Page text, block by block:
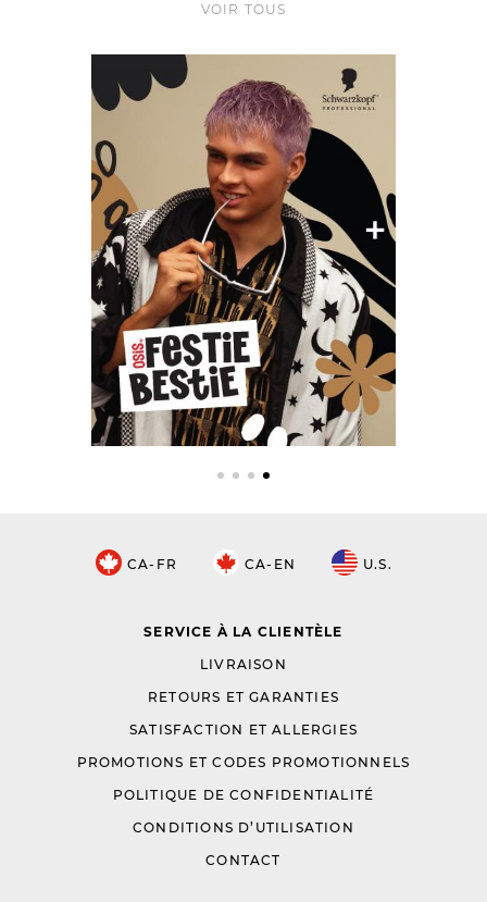
VOIR TOUS
CA-FR CA-EN U.S.
SERVICE À LA CLIENTÈLE
LIVRAISON
RETOURS ET GARANTIES
SATISFACTION ET ALLERGIES
PROMOTIONS ET CODES PROMOTIONNELS
POLITIQUE DE CONFIDENTIALITÉ
CONDITIONS D’UTILISATION
CONTACT